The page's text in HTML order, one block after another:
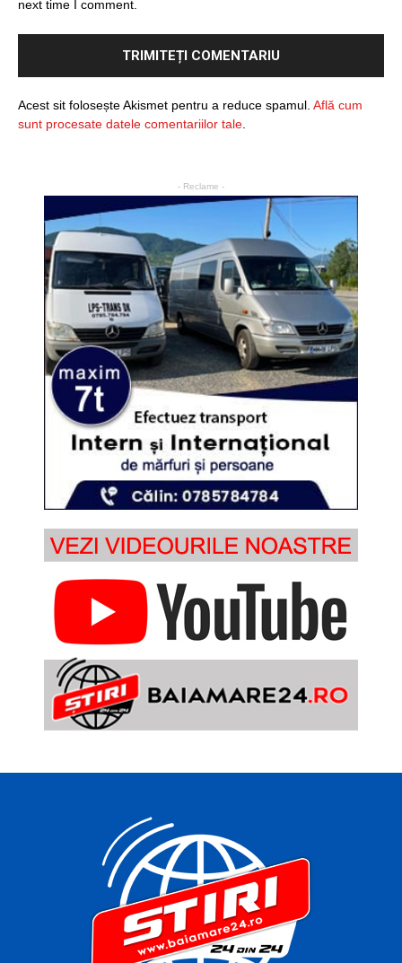
next time I comment.
Acest sit folosește Akismet pentru a reduce spamul. Află cum
sunt procesate datele comentariilor tale
- Reclame -